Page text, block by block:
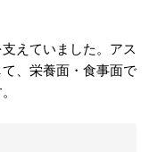
えていました。アス
、栄養面・食事面で